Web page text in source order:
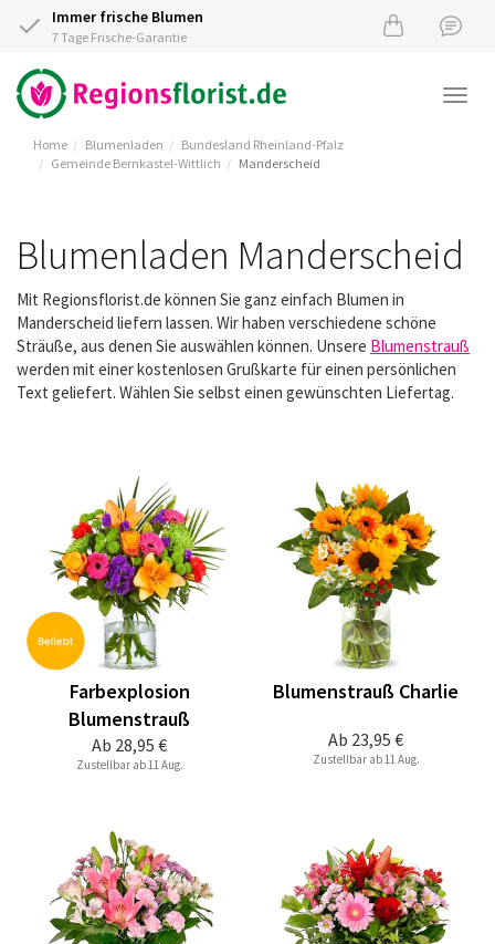
Immer frische Blumen
7 Tage Frische-Garantie
Home Blumenladen
Bundesland Rheinland-Pfalz
Gemeinde Bernkastel-Wittlich
Manderscheid
Blumenladen Manderscheid
Mit Regionsflorist.de können Sie ganz einfach Blumen in
Manderscheid liefern lassen. Wir haben verschiedene schöne
Sträuße, aus denen Sie auswählen können. Unsere Blumenstrauß
werden mit einer kostenlosen Grußkarte für einen persönlichen
Text geliefert. Wählen Sie selbst einen gewünschten Liefertag.
Ab 28,95 €
Farbexplosion
Blumenstrauß
Zustellbar ab 11 Aug.
Ab 23,95 €
Blumenstrauß Charlie
Zustellbar ab 11 Aug.